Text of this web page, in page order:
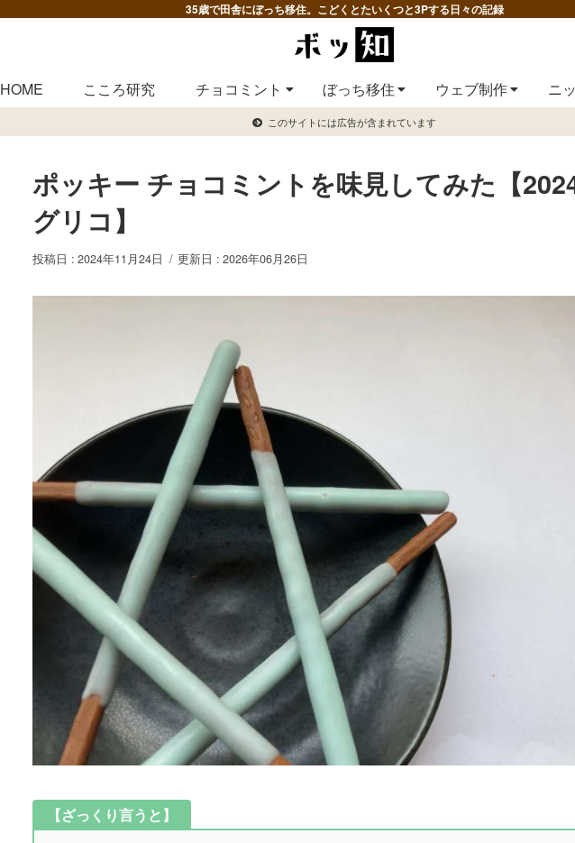
35歳で田舎にぼっち移住。こどくとたいくつと3Pする日々の記録
HOME こころ研究 チョコミント ぼっち移住 ウェブ制作 ニ
このサイトには広告が含まれています
ポッキー チョコミントを味見してみた【
グリコ】
2024年11月24日 2026年06月26日
【ざっくり言うと】